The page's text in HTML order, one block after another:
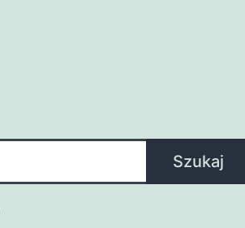
Szukaj